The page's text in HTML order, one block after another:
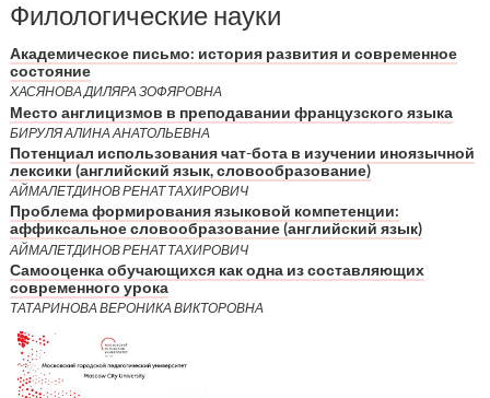
Филологические науки
Академическое письмо: история развития и современное
состояние
ХАСЯНОВА ДИЛЯРА ЗОФЯРОВНА
Место англицизмов в преподавании французского языка
БИРУЛЯ АЛИНА АНАТОЛЬЕВНА
Потенциал использования чат-бота в изучении иноязычной
лексики (английский язык, словообразование)
АЙМАЛЕТДИНОВ РЕНАТ ТАХИРОВИЧ
Проблема формирования языковой компетенции:
аффиксальное словообразование (английский язык)
АЙМАЛЕТДИНОВ РЕНАТ ТАХИРОВИЧ
Самооценка обучающихся как одна из составляющих
современного урока
ТАТАРИНОВА ВЕРОНИКА ВИКТОРОВНА